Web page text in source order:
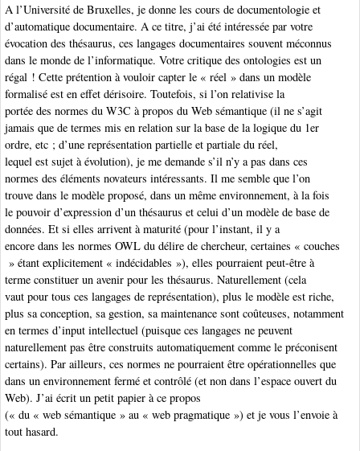
A l’Université de Bruxelles, je donne les cours de documentologie et
d’automatique documentaire. A ce titre, j’ai été intéressée par votre
évocation des thésaurus, ces langages documentaires souvent méconnus
dans le monde de l’informatique. Votre critique des ontologies est un
régal ! Cette prétention à vouloir capter le « réel » dans un modèle
formalisé est en effet dérisoire. Toutefois, si l’on relativise la
portée des normes du W3C à propos du Web sémantique (il ne s’agit
jamais que de termes mis en relation sur la base de la logique du 1er
ordre, etc ; d’une représentation partielle et partiale du réel,
lequel est sujet à évolution), je me demande s’il n’y a pas dans ces
normes des éléments novateurs intéressants. Il me semble que l’on
trouve dans le modèle proposé, dans un même environnement, à la fois
le pouvoir d’expression d’un thésaurus et celui d’un modèle de base de
données. Et si elles arrivent à maturité (pour l’instant, il y a
encore dans les normes OWL du délire de chercheur, certaines « couches
» étant explicitement « indécidables »), elles pourraient peut-être à
terme constituer un avenir pour les thésaurus. Naturellement (cela
vaut pour tous ces langages de représentation), plus le modèle est riche,
plus sa conception, sa gestion, sa maintenance sont coûteuses, notamment
en termes d’input intellectuel (puisque ces langages ne peuvent
naturellement pas être construits automatiquement comme le préconisent
certains). Par ailleurs, ces normes ne pourraient être opérationnelles que
dans un environnement fermé et contrôlé (et non dans l’espace ouvert du
Web). J’ai écrit un petit papier à ce propos
(« du « web sémantique » au « web pragmatique ») et je vous l’envoie à
tout hasard.